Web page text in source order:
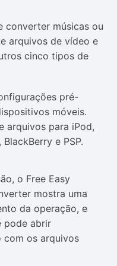
converter músicas ou
arquivos de vídeo e
cinco tipos de
pré-
móveis.
arquivos para iPod,
e PSP.
o Free Easy
mostra uma
da operação, e
pode abrir
com os arquivos